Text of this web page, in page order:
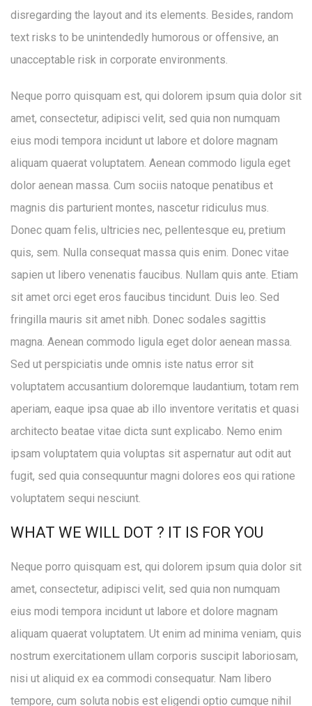
disregarding the layout and its elements. Besides, random
text risks to be unintendedly humorous or offensive, an
unacceptable risk in corporate environments.
Neque porro quisquam est, qui dolorem ipsum quia dolor sit
amet, consectetur, adipisci velit, sed quia non numquam
eius modi tempora incidunt ut labore et dolore magnam
aliquam quaerat voluptatem. Aenean commodo ligula eget
dolor aenean massa. Cum sociis natoque penatibus et
magnis dis parturient montes, nascetur ridiculus mus.
Donec quam felis, ultricies nec, pellentesque eu, pretium
quis, sem. Nulla consequat massa quis enim. Donec vitae
sapien ut libero venenatis faucibus. Nullam quis ante. Etiam
sit amet orci eget eros faucibus tincidunt. Duis leo. Sed
fringilla mauris sit amet nibh. Donec sodales sagittis
magna. Aenean commodo ligula eget dolor aenean massa.
Sed ut perspiciatis unde omnis iste natus error sit
voluptatem accusantium doloremque laudantium, totam rem
aperiam, eaque ipsa quae ab illo inventore veritatis et quasi
architecto beatae vitae dicta sunt explicabo. Nemo enim
ipsam voluptatem quia voluptas sit aspernatur aut odit aut
fugit, sed quia consequuntur magni dolores eos qui ratione
voluptatem sequi nesciunt.
WHAT WE WILL DOT ? IT IS FOR YOU
Neque porro quisquam est, qui dolorem ipsum quia dolor sit
amet, consectetur, adipisci velit, sed quia non numquam
eius modi tempora incidunt ut labore et dolore magnam
aliquam quaerat voluptatem. Ut enim ad minima veniam, quis
nostrum exercitationem ullam corporis suscipit laboriosam,
nisi ut aliquid ex ea commodi consequatur. Nam libero
tempore, cum soluta nobis est eligendi optio cumque nihil